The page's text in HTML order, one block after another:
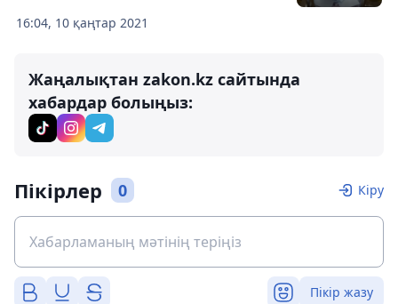
16:04, 10 қаңтар 2021
Жаңалықтан zakon.kz сайтында
хабардар болыңыз:
Пікірлер 0 Кіру
Пікір жазу